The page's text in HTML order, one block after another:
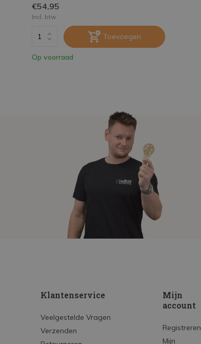
€54,95
Incl. btw
Toevoegen
Op voorraad
Klantenservice
Veelgestelde Vragen
Verzenden
Mijn
account
Registreren
Mijn